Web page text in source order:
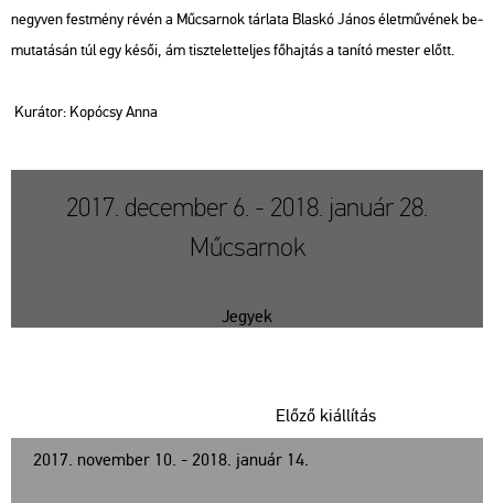
negy­ven fest­mény révén a Mű­csar­nok tár­la­ta Blas­kó János élet­mű­vé­nek be­
mu­ta­tá­sán túl egy késői, ám tisz­te­let­tel­jes fő­haj­tás a ta­ní­tó mes­ter előtt.
Ku­rá­tor: Ko­pócsy Anna
2017. december 6. - 2018. január 28.
Műcsarnok
Jegyek
2017. november 10. - 2018. január 14.
Előző kiállítás